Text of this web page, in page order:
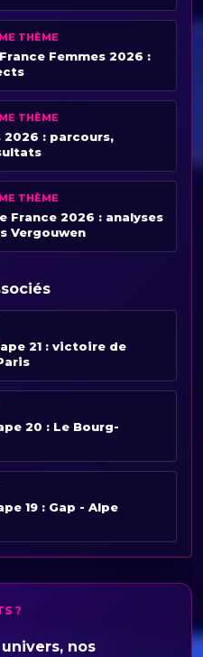
THÈME
Femmes 2026 :
THÈME
2026 : parcours,
THÈME
France 2026 : analyses
Vergouwen
21 : victoire de
20 : Le Bourg-
19 : Gap - Alpe
?
nos